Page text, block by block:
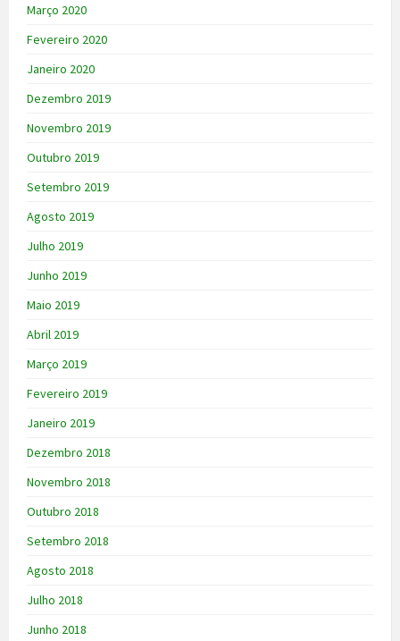
Março 2020
Fevereiro 2020
Janeiro 2020
Dezembro 2019
Novembro 2019
Outubro 2019
Setembro 2019
Agosto 2019
Julho 2019
Junho 2019
Maio 2019
Abril 2019
Março 2019
Fevereiro 2019
Janeiro 2019
Dezembro 2018
Novembro 2018
Outubro 2018
Setembro 2018
Agosto 2018
Julho 2018
Junho 2018